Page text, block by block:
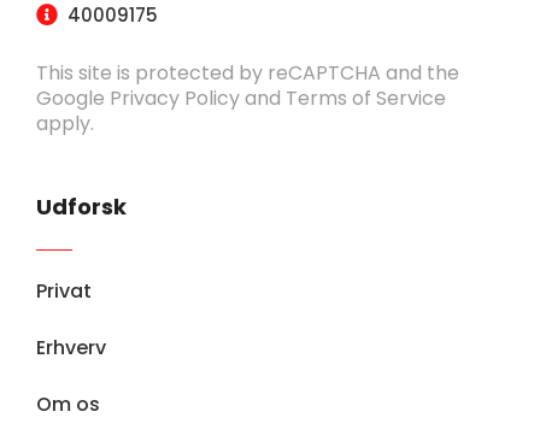
40009175
This site is protected by reCAPTCHA and the
Google Privacy Policyand Terms of Service
apply.
Udforsk
Privat
Erhverv
Om os